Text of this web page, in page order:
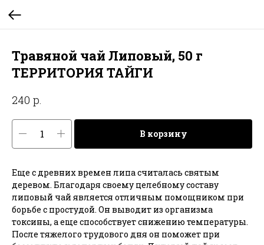
Травяной чай Липовый, 50 г
ТЕРРИТОРИЯ ТАЙГИ
240 р.
В корзину
Еще с древних времен липа считалась святым
деревом. Благодаря своему целебному составу
липовый чай является отличным помощником при
борьбе с простудой. Он выводит из организма
токсины, а еще способствует снижению температуры.
После тяжелого трудового дня он поможет при